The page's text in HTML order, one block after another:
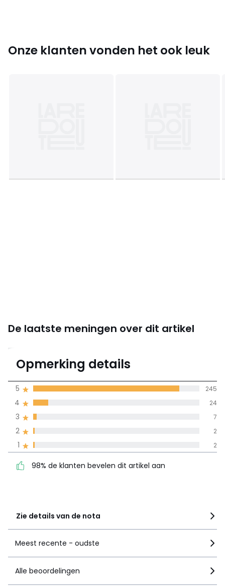
Onze klanten vonden het ook leuk
De laatste meningen over dit artikel
4.8
gemiddelde bereikt
door alle landen
100% gecertificeerde beoordelingen,
3 7
4 24
5
Zie details van de nota
Opmerking details
1 2
2 2
3 7
4 24
5 245
98% de klanten bevelen dit artikel aan
Meest recente - oudste
Alle beoordelingen